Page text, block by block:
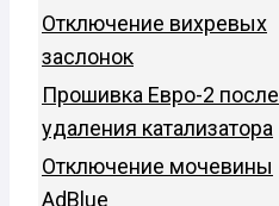
Отключение вихревых
заслонок
Прошивка Евро-2 после
удаления катализатора
Отключение мочевины
AdBlue